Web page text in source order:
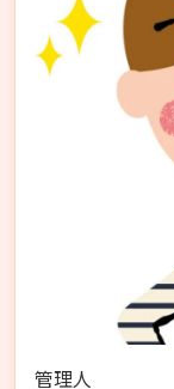
管理人